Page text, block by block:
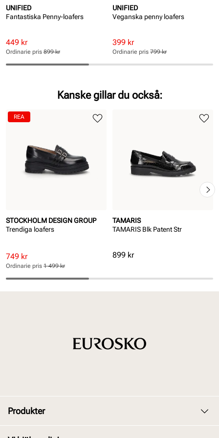
UNIFIED
Fantastiska Penny-loafers
Rabatterat
pris
Pris
449 kr
Ordinarie
pris
Pris
Ordinarie pris 899 kr
UNIFIED
Veganska penny loafers
Rabatterat
pris
Pris
399 kr
Ordinarie
pris
Pris
Ordinarie pris 799 kr
Kanske gillar du också:
STOCKHOLM DESIGN GROUP
Trendiga loafers
Rabatterat
pris
Pris
749 kr
Ordinarie
pris
Pris
Ordinarie pris 1 499 kr
REA
TAMARIS
TAMARIS Blk Patent Str
Pris
899 kr
Produkter